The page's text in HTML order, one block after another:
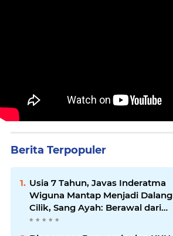
Berita Terpopuler
Usia 7 Tahun, Javas Inderatma
Wiguna Mantap Menjadi Dalang
Cilik, Sang Ayah: Berawal dari
Menonton Wayang di YouTube